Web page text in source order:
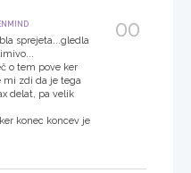
sprejeta...gledla
o tem pove ker
mi zdi da je tega
delat, pa velik
konec koncev je
00